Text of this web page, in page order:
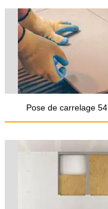
Pose de carrelage 54